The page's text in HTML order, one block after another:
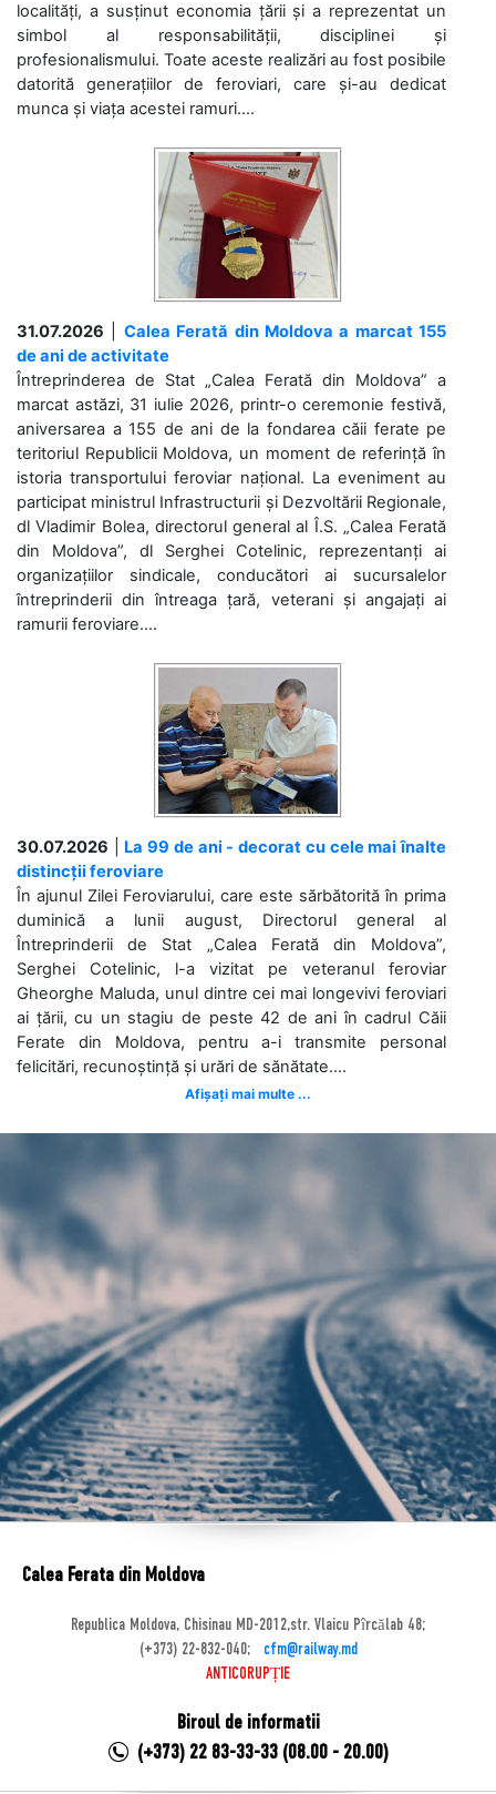
localități, a susținut economia țării și a reprezentat un
simbol al responsabilității, disciplinei și
profesionalismului. Toate aceste realizări au fost posibile
datorită generațiilor de feroviari, care și-au dedicat
munca și viața acestei ramuri....
31.07.2026
Calea Ferată din Moldova a marcat 155
de ani de activitate
Întreprinderea de Stat „Calea Ferată din Moldova” a
marcat astăzi, 31 iulie 2026, printr-o ceremonie festivă,
aniversarea a 155 de ani de la fondarea căii ferate pe
teritoriul Republicii Moldova, un moment de referință în
istoria transportului feroviar național. La eveniment au
participat ministrul Infrastructurii și Dezvoltării Regionale,
dl Vladimir Bolea, directorul general al Î.S. „Calea Ferată
din Moldova”, dl Serghei Cotelinic, reprezentanți ai
organizațiilor sindicale, conducători ai sucursalelor
întreprinderii din întreaga țară, veterani și angajați ai
ramurii feroviare....
30.07.2026
La 99 de ani - decorat cu cele mai înalte
distincții feroviare
În ajunul Zilei Feroviarului, care este sărbătorită în prima
duminică a lunii august, Directorul general al
Întreprinderii de Stat „Calea Ferată din Moldova”,
Serghei Cotelinic, l-a vizitat pe veteranul feroviar
Gheorghe Maluda, unul dintre cei mai longevivi feroviari
ai țării, cu un stagiu de peste 42 de ani în cadrul Căii
Ferate din Moldova, pentru a-i transmite personal
felicitări, recunoștință și urări de sănătate....
Afișați mai multe ...
Calea Ferata din Moldova
Republica Moldova, Chisinau MD-2012,str. Vlaicu Pîrcălab 48;
(+373) 22-832-040;
cfm@railway.md
ANTICORUPȚIE
Biroul de informatii
(+373) 22 83-33-33 (08.00 - 20.00)